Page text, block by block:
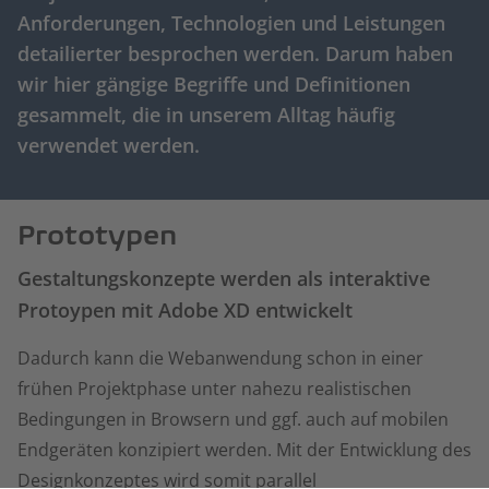
Anforderungen, Technologien und Leistungen
detailierter besprochen werden. Darum haben
wir hier gängige Begriffe und Definitionen
gesammelt, die in unserem Alltag häufig
verwendet werden.
Prototypen
Gestaltungskonzepte werden als interaktive
Protoypen mit Adobe XD entwickelt
Dadurch kann die Webanwendung schon in einer
frühen Projektphase unter nahezu realistischen
Bedingungen in Browsern und ggf. auch auf mobilen
Endgeräten konzipiert werden. Mit der Entwicklung des
Designkonzeptes wird somit parallel